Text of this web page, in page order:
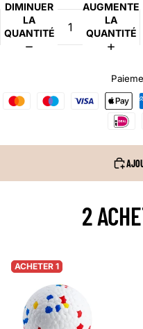
DIMINUER
LA
QUANTITÉ
AUGMENTER
LA
QUANTITÉ
2
ACHETER 1